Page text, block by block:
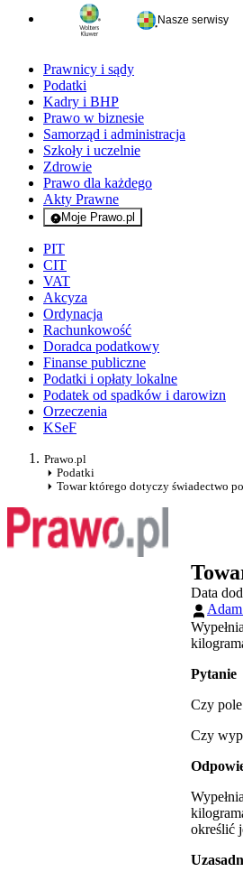
Nasze serwisy
Prawnicy i sądy
Podatki
Kadry i BHP
Prawo w biznesie
Samorząd i administracja
Szkoły i uczelnie
Zdrowie
Prawo dla każdego
Akty Prawne
Moje Prawo.pl
- rejestracja i logowanie do
PIT
CIT
VAT
Akcyza
Ordynacja
Rachunkowość
Doradca podatkowy
Finanse publiczne
Podatki i opłaty lokalne
Podatek od spadków i darowizn
Orzeczenia
KSeF
Prawo.pl
Podatki
Towar którego dotyczy świadectwo
Data
Pytanie
Czy
Czy
określić